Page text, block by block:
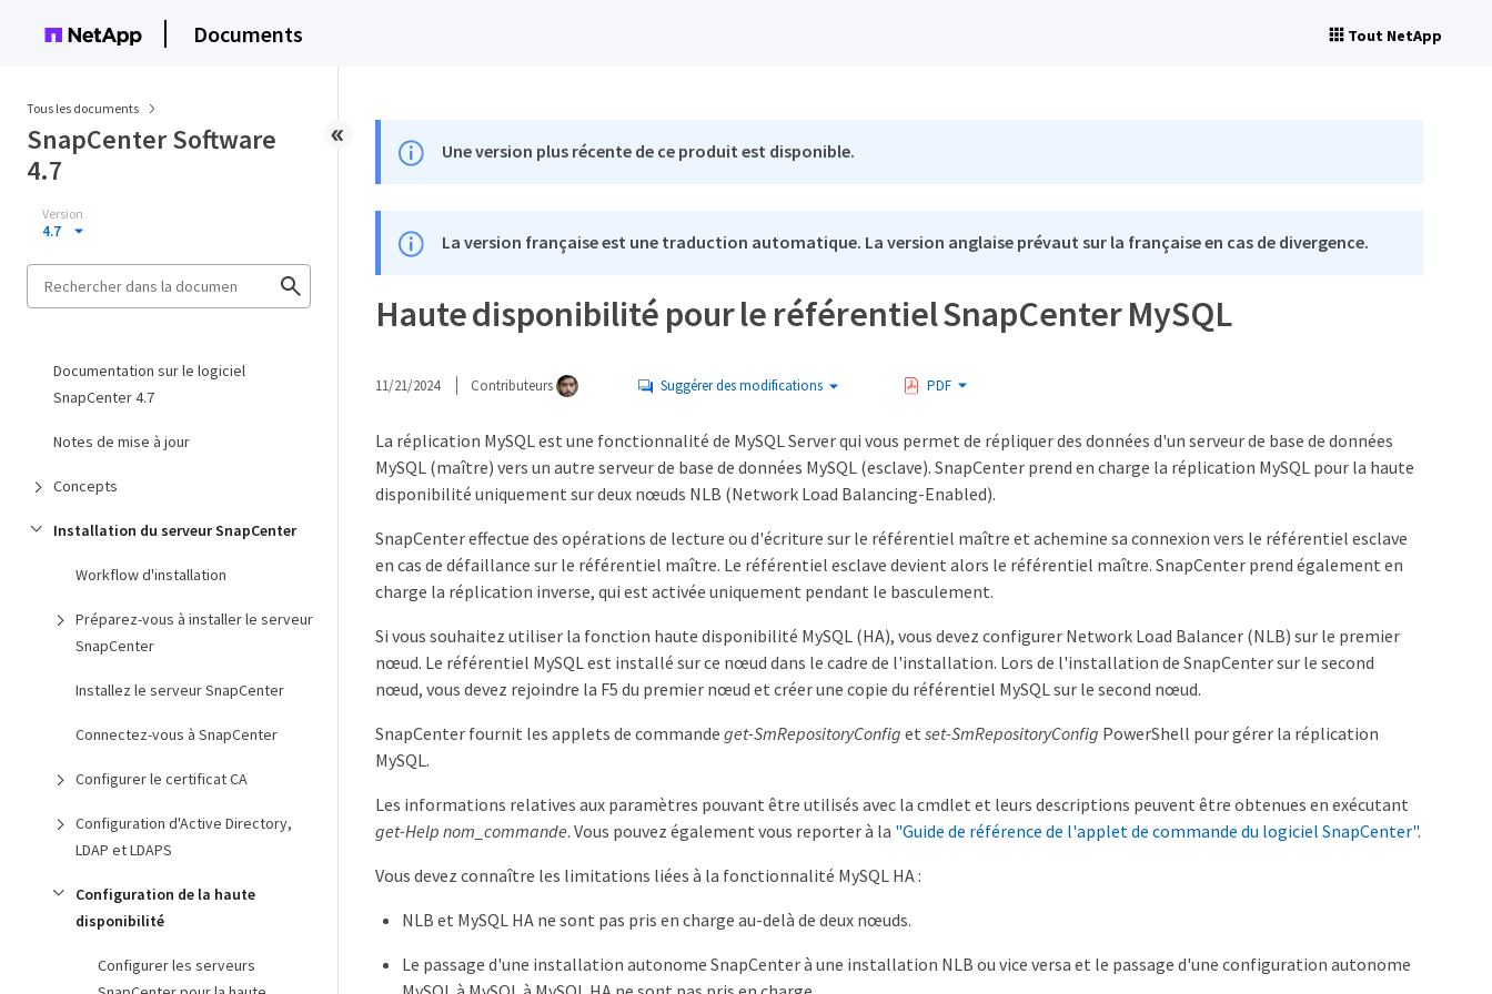
Documents Tout NetApp
Tous les documents
SnapCenter Software
4.7
Version
4.7
Documentation sur le logiciel
SnapCenter 4.7
Notes de mise à jour
Concepts
Installation du serveur SnapCenter
Workflow d'installation
Préparez-vous à installer le serveur
SnapCenter
Installez le serveur SnapCenter
Connectez-vous à SnapCenter
Configurer le certificat CA
Configuration d'Active Directory,
LDAP et LDAPS
Configuration de la haute
disponibilité
Configurer les serveurs
Une version plus récente de ce produit est disponible.
La version française est une traduction automatique. La version anglaise prévaut sur la française en cas de divergence.
Haute disponibilité pour le référentiel SnapCenter MySQL
11/21/2024 Contributeurs Suggérer des modifications PDF
La réplication MySQL est une fonctionnalité de MySQL Server qui vous permet de répliquer des données d'un serveur de base de données
MySQL (maître) vers un autre serveur de base de données MySQL (esclave). SnapCenter prend en charge la réplication MySQL pour la haute
disponibilité uniquement sur deux nœuds NLB (Network Load Balancing-Enabled).
SnapCenter effectue des opérations de lecture ou d'écriture sur le référentiel maître et achemine sa connexion vers le référentiel esclave
en cas de défaillance sur le référentiel maître. Le référentiel esclave devient alors le référentiel maître. SnapCenter prend également en
charge la réplication inverse, qui est activée uniquement pendant le basculement.
Si vous souhaitez utiliser la fonction haute disponibilité MySQL (HA), vous devez configurer Network Load Balancer (NLB) sur le premier
nœud. Le référentiel MySQL est installé sur ce nœud dans le cadre de l'installation. Lors de l'installation de SnapCenter sur le second
nœud, vous devez rejoindre la F5 du premier nœud et créer une copie du référentiel MySQL sur le second nœud.
SnapCenter fournit les applets de commande get-SmRepositoryConfig et set-SmRepositoryConfig PowerShell pour gérer la réplication
MySQL.
Les informations relatives aux paramètres pouvant être utilisés avec la cmdlet et leurs descriptions peuvent être obtenues en exécutant
get-Help nom_commande. Vous pouvez également vous reporter à la "Guide de référence de l'applet de commande du logiciel SnapCenter".
Vous devez connaître les limitations liées à la fonctionnalité MySQL HA :
NLB et MySQL HA ne sont pas pris en charge au-delà de deux nœuds.
Le passage d'une installation autonome SnapCenter à une installation NLB ou vice versa et le passage d'une configuration autonome